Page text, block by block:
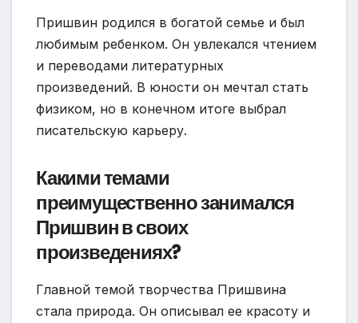
Пришвин родился в богатой семье и был
любимым ребенком. Он увлекался чтением
и переводами литературных
произведений. В юности он мечтал стать
физиком, но в конечном итоге выбрал
писательскую карьеру.
Какими темами
преимущественно занимался
Пришвин в своих
произведениях?
Главной темой творчества Пришвина
стала природа. Он описывал ее красоту и